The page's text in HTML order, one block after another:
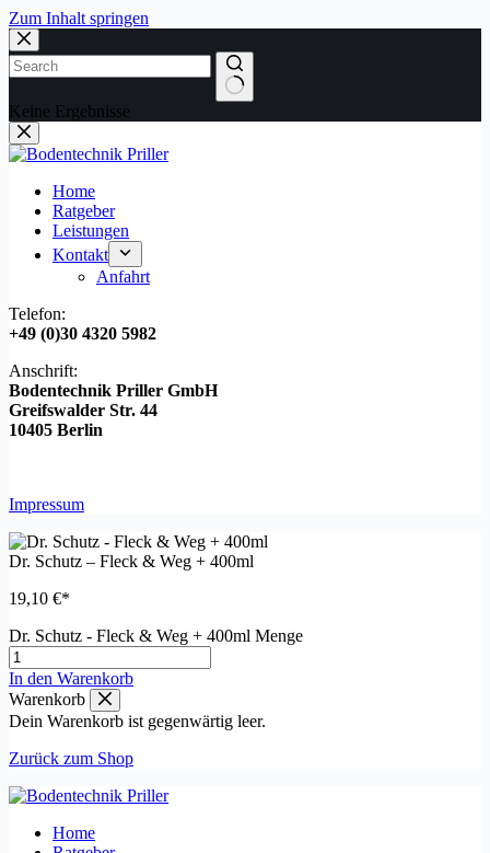
Zum Inhalt springen
Keine Ergebnisse
Home
Ratgeber
Leistungen
Kontakt
Anfahrt
Telefon:
+49 (0)30 4320 5982
Anschrift:
Bodentechnik Priller GmbH
Greifswalder Str. 44
10405 Berlin
Impressum
Dr. Schutz – Fleck & Weg + 400ml
19,10 €
Dr. Schutz - Fleck & Weg + 400ml Menge
In den Warenkorb
Warenkorb
Dein Warenkorb ist gegenwärtig leer.
Zurück zum Shop
Home